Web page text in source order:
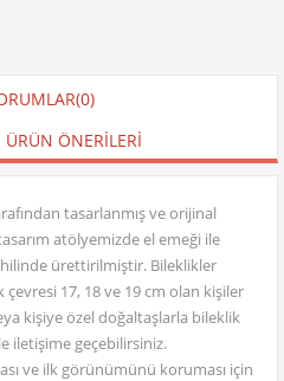
(0)
ÜRÜN ÖNERILERI
tasarlanmış ve orijinal
atölyemizde el emeği ile
ürettirilmiştir. Bileklikler
17, 18 ve 19 cm olan kişiler
kişiye özel doğaltaşlarla bileklik
iletişime geçebilirsiniz.
ve ilk görünümünü koruması için